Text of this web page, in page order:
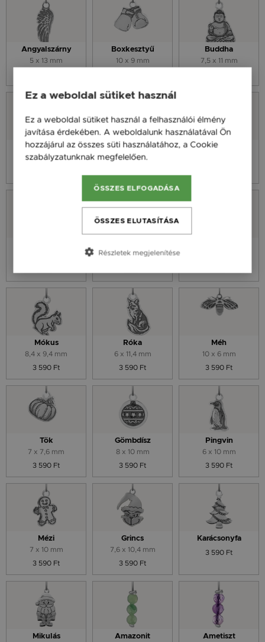
Angyalszárny
5 x 13 mm
Boxkesztyű
10 x 9 mm
Buddha
7,5 x 11 mm
Elefánt
9 x 10,3 mm
Életfa
8 x 9,7 mm
Focilabda
7 x 10 mm
Mókus
8,4 x 9,4 mm
3 590 Ft
Róka
6 x 11,4 mm
3 590 Ft
Méh
10 x 6 mm
3 590 Ft
Tök
7 x 7,6 mm
3 590 Ft
Gömbdísz
8 x 10 mm
3 590 Ft
Pingvin
6 x 10 mm
3 590 Ft
Mézi
7 x 10 mm
3 590 Ft
Grincs
7,6 x 10,4 mm
3 590 Ft
Karácsonyfa
3 590 Ft
Mikulás Amazonit Ametiszt
Ez a weboldal sütiket használ
Ez a weboldal sütiket használ a felhasználói élmény
javítása érdekében. A weboldalunk használatával Ön
hozzájárul az összes süti használatához, a Cookie
szabályzatunknak megfelelően.
ÖSSZES ELFOGADÁSA
ÖSSZES ELUTASÍTÁSA
Részletek megjelenítése